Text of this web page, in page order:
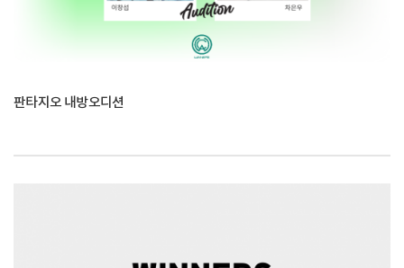
판타지오 내방오디션